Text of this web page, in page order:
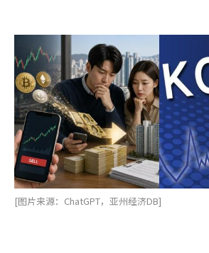
[图片来源：ChatGPT，亚州经济DB]